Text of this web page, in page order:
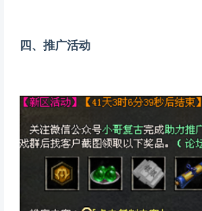
四、推广活动